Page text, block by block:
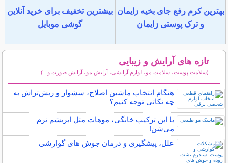
بهترین کرم رفع جای بخیه زایمان
و ترک پوستی زایمان
بیشترین تخفیف برای خرید آنلاین
گوشی موبایل
تازه های آرایش و زیبایی
(سلامت پوست، سلامت مو، لوازم آرایشی، آرایش مو، آرایش صورت و...)
هنگام انتخاب ماشین اصلاح، سشوار و ریش‌تراش به
چه نکاتی توجه کنیم؟
با این ترکیب خانگی، موهات مثل ابریشم نرم
می‌شن!
علل، پیشگیری و درمان جوش های گوارشی